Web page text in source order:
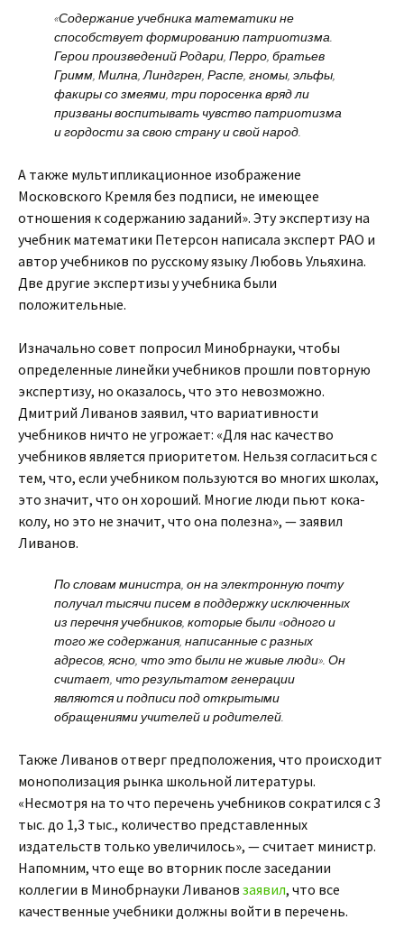
«Содержание учебника математики не
способствует формированию патриотизма.
Герои произведений Родари, Перро, братьев
Гримм, Милна, Линдгрен, Распе, гномы, эльфы,
факиры со змеями, три поросенка вряд ли
призваны воспитывать чувство патриотизма
и гордости за свою страну и свой народ.
А также мультипликационное изображение
Московского Кремля без подписи, не имеющее
отношения к содержанию заданий». Эту экспертизу на
учебник математики Петерсон написала эксперт РАО и
автор учебников по русскому языку Любовь Ульяхина.
Две другие экспертизы у учебника были
положительные.
Изначально совет попросил Минобрнауки, чтобы
определенные линейки учебников прошли повторную
экспертизу, но оказалось, что это невозможно.
Дмитрий Ливанов заявил, что вариативности
учебников ничто не угрожает: «Для нас качество
учебников является приоритетом. Нельзя согласиться с
тем, что, если учебником пользуются во многих школах,
это значит, что он хороший. Многие люди пьют кока-
колу, но это не значит, что она полезна», — заявил
Ливанов.
По словам министра, он на электронную почту
получал тысячи писем в поддержку исключенных
из перечня учебников, которые были «одного и
того же содержания, написанные с разных
адресов, ясно, что это были не живые люди». Он
считает, что результатом генерации
являются и подписи под открытыми
обращениями учителей и родителей.
Также Ливанов отверг предположения, что происходит
монополизация рынка школьной литературы.
«Несмотря на то что перечень учебников сократился с 3
тыс. до 1,3 тыс., количество представленных
издательств только увеличилось», — считает министр.
Напомним, что еще во вторник после заседании
коллегии в Минобрнауки Ливанов заявил, что все
качественные учебники должны войти в перечень.